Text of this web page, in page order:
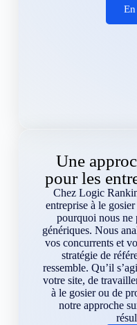
Une
pour les
Chez Logic
entreprise à le
pourquoi nous ne
génériques. Nous
vos concurrents et
stratégie de
ressemble. Qu’il
votre site, de
à le gosier ou de
notre approche